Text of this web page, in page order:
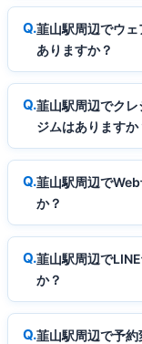
韮山駅周辺でウ
ありますか？
韮山駅周辺でク
ジムはありますか
韮山駅周辺で
か？
韮山駅周辺で
か？
韮山駅周辺で予